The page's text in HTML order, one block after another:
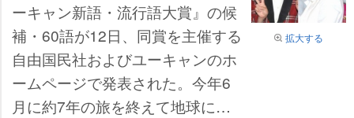
拡大する
ーキャン新語・流行語大賞』の候
補・60語が12日、同賞を主催する
自由国民社およびユーキャンのホ
ームページで発表された。今年6
月に約7年の旅を終えて地球に帰